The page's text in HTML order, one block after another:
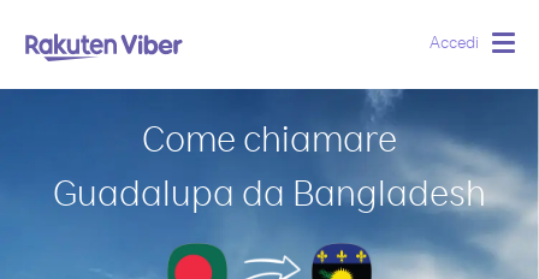
Accedi
Come chiamare
Guadalupa da Bangladesh